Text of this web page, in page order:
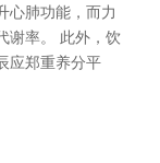
心肺功能，而力
谢率。 此外，饮
应郑重养分平